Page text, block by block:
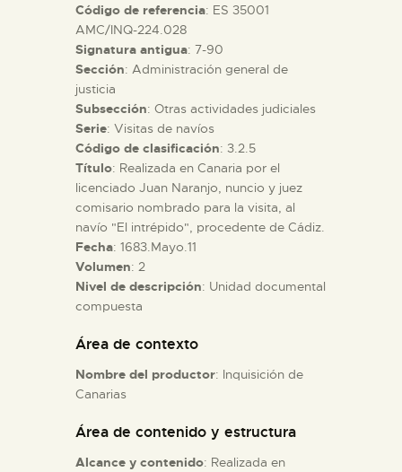
ESPAÑOL
PREPARAR LA VISITA
ACTIVIDADES
█
EL MUSEO
COLECCIONES
DIDÁCTICA
ESPAÑOL
Código de referencia: ES 35001
AMC/INQ-224.028
Signatura antigua: 7-90
Sección: Administración general de
justicia
Subsección: Otras actividades judiciales
Serie: Visitas de navíos
Código de clasificación: 3.2.5
Título: Realizada en Canaria por el
licenciado Juan Naranjo, nuncio y juez
comisario nombrado para la visita, al
navío "El intrépido", procedente de Cádiz.
Fecha: 1683.Mayo.11
Volumen: 2
Nivel de descripción: Unidad documental
compuesta
Área de contexto
Nombre del productor: Inquisición de
Canarias
Área de contenido y estructura
Alcance y contenido: Realizada en